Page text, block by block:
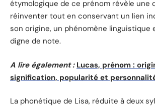
étymologique de ce prénom révèle une
réinventer tout en conservant un lien
son origine, un phénomène linguistique
digne de note.
A lire également : Lucas, prénom :
signification, popularité et
La phonétique de Lisa, réduite à deux